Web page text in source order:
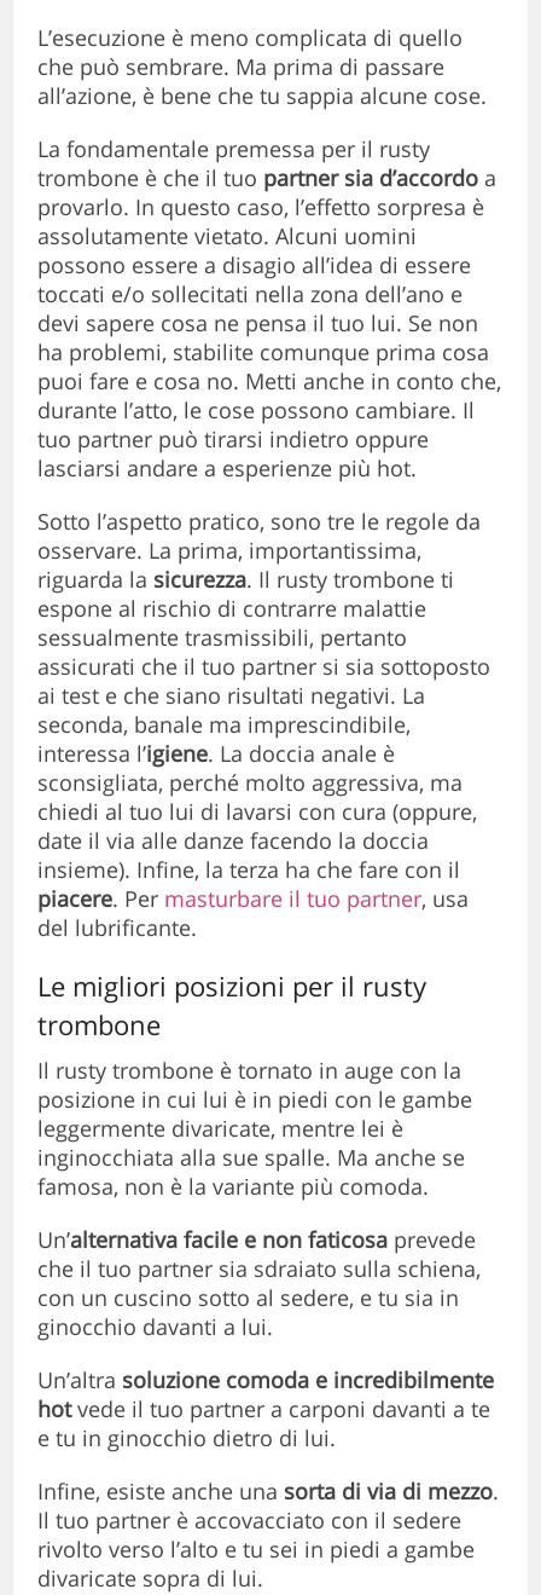
L’esecuzione è meno complicata di quello
che può sembrare. Ma prima di passare
all’azione, è bene che tu sappia alcune cose.
La fondamentale premessa per il rusty
trombone è che il tuo partner sia d’accordo a
provarlo. In questo caso, l’effetto sorpresa è
assolutamente vietato. Alcuni uomini
possono essere a disagio all’idea di essere
toccati e/o sollecitati nella zona dell’ano e
devi sapere cosa ne pensa il tuo lui. Se non
ha problemi, stabilite comunque prima cosa
puoi fare e cosa no. Metti anche in conto che,
durante l’atto, le cose possono cambiare. Il
tuo partner può tirarsi indietro oppure
lasciarsi andare a esperienze più hot.
Sotto l’aspetto pratico, sono tre le regole da
osservare. La prima, importantissima,
riguarda la sicurezza. Il rusty trombone ti
espone al rischio di contrarre malattie
sessualmente trasmissibili, pertanto
assicurati che il tuo partner si sia sottoposto
ai test e che siano risultati negativi. La
seconda, banale ma imprescindibile,
interessa l’igiene. La doccia anale è
sconsigliata, perché molto aggressiva, ma
chiedi al tuo lui di lavarsi con cura (oppure,
date il via alle danze facendo la doccia
insieme). Infine, la terza ha che fare con il
piacere. Per masturbare il tuo partner, usa
del lubrificante.
Le migliori posizioni per il rusty
trombone
Il rusty trombone è tornato in auge con la
posizione in cui lui è in piedi con le gambe
leggermente divaricate, mentre lei è
inginocchiata alla sue spalle. Ma anche se
famosa, non è la variante più comoda.
Un’alternativa facile e non faticosa prevede
che il tuo partner sia sdraiato sulla schiena,
con un cuscino sotto al sedere, e tu sia in
ginocchio davanti a lui.
Un’altra soluzione comoda e incredibilmente
hotvede il tuo partner a carponi davanti a te
e tu in ginocchio dietro di lui.
Infine, esiste anche una sorta di via di mezzo.
Il tuo partner è accovacciato con il sedere
rivolto verso l’alto e tu sei in piedi a gambe
divaricate sopra di lui.